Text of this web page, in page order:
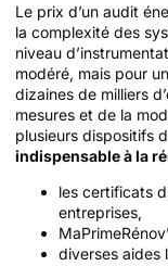
Le prix d’un audit
la complexité des
niveau
modéré, mais pour
dizaines de milliers
mesures et de la
plusieurs dispositifs
indispensable à la
les certificats
entreprises,
diverses aides